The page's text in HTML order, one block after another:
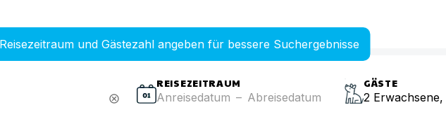
Reisezeitraum und Gästezahl angeben für bessere Suchergebnisse
cancel
REISEZEITRAUM
Anreisedatum – Abreisedatum
GÄSTE
2 Erwachsene,